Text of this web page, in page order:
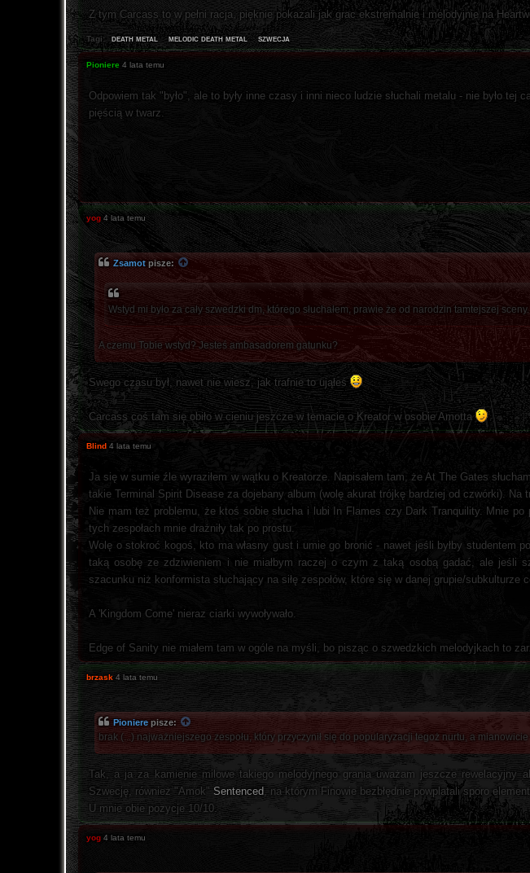
Z tym Carcass to w pełni racja, pięknie pokazali jak grac ekstremalnie i melodyjnie na
Tagi: death metal melodic death metal szwecja
Pioniere 4 lata temu
Odpowiem tak "było", ale to były inne czasy i inni nieco ludzie słuchali metalu - nie było tej
pięścią w twarz.
yog 4 lata temu
Zsamotpisze:
Wstyd mi było za cały szwedzki dm, którego słuchałem, prawie że od narodzin tamtejszej sceny.
A czemu Tobie wstyd? Jesteś ambasadorem gatunku?
Swego czasu był, nawet nie wiesz, jak trafnie to ująłeś
Carcass coś tam się obiło w cieniu jeszcze w temacie o Kreator w osobie Amotta
Blind 4 lata temu
Ja się w sumie źle wyraziłem w wątku o Kreatorze. Napisałem tam, że At The Gates
takie Terminal Spirit Disease za dojebany album (wolę akurat trójkę bardziej od czwórki).
Nie mam też problemu, że ktoś sobie słucha i lubi In Flames czy Dark Tranquility. Mnie po
tych zespołach mnie drażniły tak po prostu.
Wolę o stokroć kogoś, kto ma własny gust i umie go bronić - nawet jeśli byłby studentem
taką osobę ze zdziwieniem i nie miałbym raczej o czym z taką osobą gadać, ale jeśli
szacunku niż konformista słuchający na siłę zespołów, które się w danej grupie/subkulturze
A 'Kingdom Come' nieraz ciarki wywoływało.
Edge of Sanity nie miałem tam w ogóle na myśli, bo pisząc o szwedzkich melodyjkach to
brzask 4 lata temu
Pioniere pisze:
brak (...) najważniejszego zespołu, który przyczynił się do popularyzacji tegoż nurtu, a mianowicie
Tak, a ja za kamienie milowe takiego melodyjnego grania uważam jeszcze rewelacyjny
Szwecję, również "Amok" Sentenced, na którym Finowie bezbłędnie powplatali sporo
U mnie obie pozycje 10/10.
yog 4 lata temu